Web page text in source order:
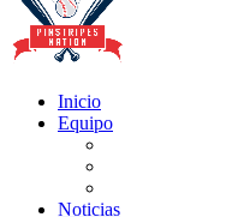
Inicio
Equipo
Noticias